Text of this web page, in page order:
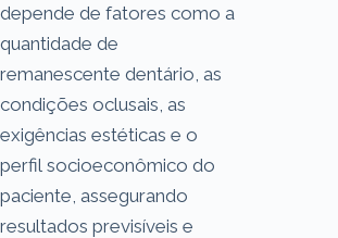
depende de fatores como a
quantidade de
remanescente dentário, as
condições oclusais, as
exigências estéticas e o
perfil socioeconômico do
paciente, assegurando
resultados previsíveis e